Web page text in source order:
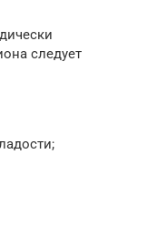
следует